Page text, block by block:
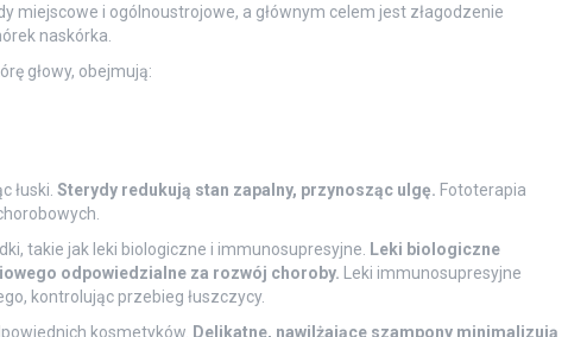
miejscowe i ogólnoustrojowe, a głównym celem jest złagodzenie
naskórka.
głowy, obejmują:
łuski. Sterydy redukują stan zapalny, przynosząc ulgę. Fototerapia
takie jak leki biologiczne i immunosupresyjne.
Leki biologiczne
odpowiedzialne za rozwój choroby. Leki immunosupresyjne
kontrolując przebieg łuszczycy.
kosmetyków. Delikatne, nawilżające szampony minimalizują